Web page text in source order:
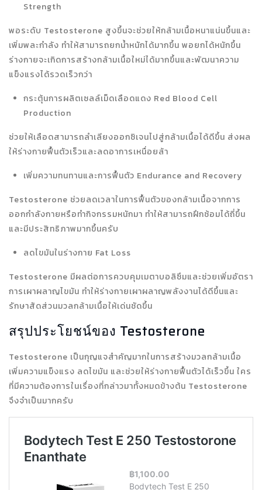
Strength
พอระดับ Testosterone สูงขึ้นจะช่วยให้กล้ามเนื้อหนาแน่นขึ้นและ
เพิ่มพละกำลัง ทำให้สามารถยกน้ำหนักได้มากขึ้น พอยกได้หนักขึ้น
ร่างกายจะเกิดการสร้างกล้ามเนื้อใหม่ได้มากขึ้นและพัฒนาความ
แข็งแรงได้รวดเร็วกว่า
กระตุ้นการผลิตเซลล์เม็ดเลือดแดง Red Blood Cell
Production
ช่วยให้เลือดสามารถลำเลียงออกซิเจนไปสู่กล้ามเนื้อได้ดีขึ้น ส่งผล
ให้ร่างกายฟื้นตัวเร็วและลดอาการเหนื่อยล้า
เพิ่มความทนทานและการฟื้นตัว Endurance and Recovery
Testosterone ช่วยลดเวลาในการฟื้นตัวของกล้ามเนื้อจากการ
ออกกำลังกายหรือทำกิจกรรมหนักมา ทำให้สามารถฝึกซ้อมได้ถี่ขึ้น
และมีประสิทธิภาพมากขึ้นครับ
ลดไขมันในร่างกาย Fat Loss
Testosterone มีผลต่อการควบคุมเมตาบอลิซึมและช่วยเพิ่มอัตรา
การเผาผลาญไขมัน ทำให้ร่างกายเผาผลาญพลังงานได้ดีขึ้นและ
รักษาสัดส่วนมวลกล้ามเนื้อให้เด่นชัดขึ้น
สรุปประโยชน์ของ Testosterone
Testosterone เป็นกุญแจสำคัญมากในการสร้างมวลกล้ามเนื้อ
เพิ่มความแข็งแรง ลดไขมัน และช่วยให้ร่างกายฟื้นตัวได้เร็วขึ้น ใคร
ที่มีความต้องการในเรื่องที่กล่าวมาทั้งหมดข้างต้น Testosterone
จึงจำเป็นมากครับ